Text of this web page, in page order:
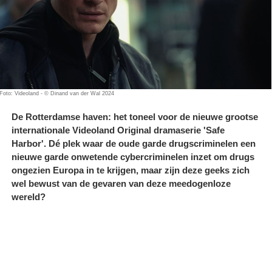
Foto: Videoland - © Dinand van der Wal 2024
De Rotterdamse haven: het toneel voor de nieuwe grootse
internationale Videoland Original dramaserie 'Safe
Harbor'. Dé plek waar de oude garde drugscriminelen een
nieuwe garde onwetende cybercriminelen inzet om drugs
ongezien Europa in te krijgen, maar zijn deze geeks zich
wel bewust van de gevaren van deze meedogenloze
wereld?